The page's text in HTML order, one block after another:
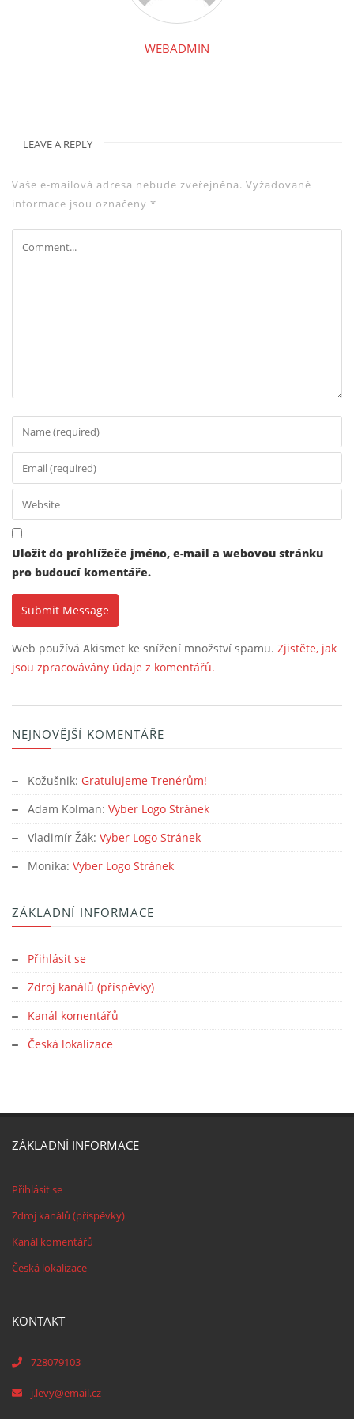
WEBADMIN
LEAVE A REPLY
Vaše e-mailová adresa nebude zveřejněna. Vyžadované
informace jsou označeny *
Uložit do prohlížeče jméno, e-mail a webovou stránku
pro budoucí komentáře.
Web používá Akismet ke snížení množství spamu. Zjistěte, jak
jsou zpracovávány údaje z komentářů.
NEJNOVĚJŠÍ KOMENTÁŘE
Kožušnik: Gratulujeme Trenérům!
Adam Kolman: Vyber Logo Stránek
Vladimír Žák: Vyber Logo Stránek
Monika: Vyber Logo Stránek
ZÁKLADNÍ INFORMACE
Přihlásit se
Zdroj kanálů (příspěvky)
Kanál komentářů
Česká lokalizace
ZÁKLADNÍ INFORMACE
Přihlásit se
Zdroj kanálů (příspěvky)
Kanál komentářů
Česká lokalizace
KONTAKT
728079103
j.levy@email.cz